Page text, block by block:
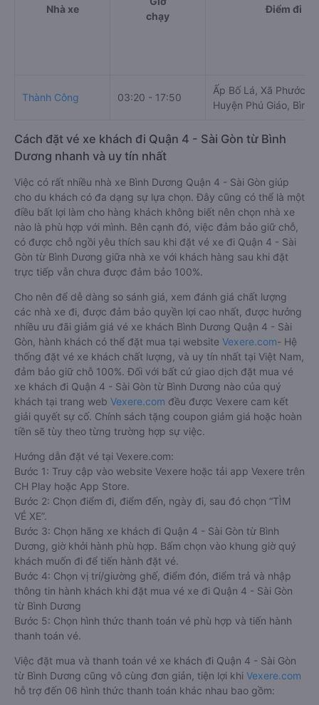
Nhà xe
chạy
Điểm đi
Thành Công 03:20 - 17:50
Ấp Bố Lá, Xã Phước
Huyện Phú Giáo, Bình
Cách đặt vé xe khách đi Quận 4 - Sài Gòn từ Bình
Dương nhanh và uy tín nhất
Việc có rất nhiều nhà xe Bình Dương Quận 4 - Sài Gòn giúp
cho du khách có đa dạng sự lựa chọn. Đây cũng có thể là một
điều bất lợi làm cho hàng khách không biết nên chọn nhà xe
nào là phù hợp với mình. Bên cạnh đó, việc đảm bảo giữ chỗ,
có được chỗ ngồi yêu thích sau khi đặt vé xe đi Quận 4 - Sài
Gòn từ Bình Dương giữa nhà xe với khách hàng sau khi đặt
trực tiếp vẫn chưa được đảm bảo 100%.
Cho nên để dễ dàng so sánh giá, xem đánh giá chất lượng
các nhà xe đi, được đảm bảo quyền lợi cao nhất, được hưởng
nhiều ưu đãi giảm giá vé xe khách Bình Dương Quận 4 - Sài
Gòn, hành khách có thể đặt mua tại website Vexere.com- Hệ
thống đặt vé xe khách chất lượng, và uy tín nhất tại Việt Nam,
đảm bảo giữ chỗ 100%. Đối với bất cứ giao dịch đặt mua vé
xe khách đi Quận 4 - Sài Gòn từ Bình Dương nào của quý
khách tại trang web Vexere.com đều được Vexere cam kết
giải quyết sự cố. Chính sách tặng coupon giảm giá hoặc hoàn
tiền sẽ tùy theo từng trường hợp sự việc.
Hướng dẫn đặt vé tại Vexere.com:
Bước 1: Truy cập vào website Vexere hoặc tải app Vexere trên
CH Play hoặc App Store.
Bước 2: Chọn điểm đi, điểm đến, ngày đi, sau đó chọn “TÌM
VÉ XE”.
Bước 3: Chọn hãng xe khách đi Quận 4 - Sài Gòn từ Bình
Dương, giờ khởi hành phù hợp. Bấm chọn vào khung giờ quý
khách muốn đi để tiến hành đặt vé.
Bước 4: Chọn vị trí/giường ghế, điểm đón, điểm trả và nhập
thông tin hành khách khi đặt mua vé xe đi Quận 4 - Sài Gòn
từ Bình Dương
Bước 5: Chọn hình thức thanh toán vé phù hợp và tiến hành
thanh toán vé.
Việc đặt mua và thanh toán vé xe khách đi Quận 4 - Sài Gòn
từ Bình Dương cũng vô cùng đơn giản, tiện lợi khi Vexere.com
hỗ trợ đến 06 hình thức thanh toán khác nhau bao gồm: